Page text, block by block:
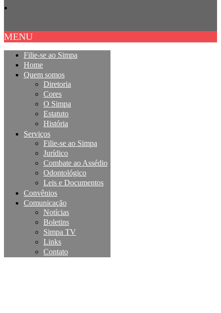
MENU
Filie-se ao Simpa
Home
Quem somos
Diretoria
Cores
O Simpa
Estatuto
História
Serviços
Filie-se ao Simpa
Jurídico
Combate ao Assédio
Odontológico
Leis e Documentos
Convênios
Comunicação
Notícias
Boletins
Simpa TV
Links
Contato